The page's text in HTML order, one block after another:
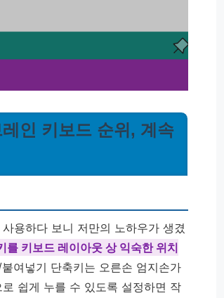
인 키보드 순위, 계속
용하다 보니 저만의 노하우가 생겼
를 키보드 레이아웃 상 익숙한 위치
여넣기 단축키는 오른손 엄지손가
쉽게 누를 수 있도록 설정하면 작